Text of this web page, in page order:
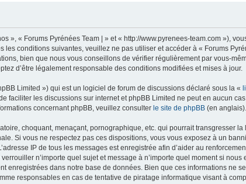
», « Forums Pyrénées Team | » et « http://www.pyrenees-team.com »),
conditions suivantes, veuillez ne pas utiliser et accéder à « Forums
bien que nous vous conseillons de vérifier régulièrement par vous-
d’être légalement responsable des conditions modifiées et mises à jour.
Limited ») qui est un logiciel de forum de discussions déclaré sous la «
faciliter les discussions sur internet et phpBB Limited ne peut en aucun
concernant phpBB, veuillez consulter le site de phpBB (en anglais).
choquant, menaçant, pornographique, etc. qui pourrait transgresser
Si vous ne respectez pas ces dispositions, vous vous exposez à un
IP de tous les messages est enregistrée afin d’aider au
n’importe quel sujet et message à n’importe quel moment si
enregistrées dans notre base de données. Bien que ces informations ne
responsables en cas de tentative de piratage informatique visant à